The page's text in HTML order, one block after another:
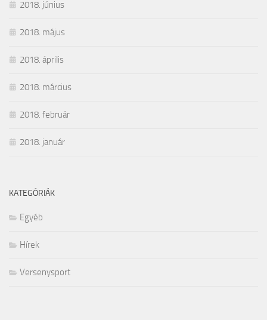
2018. június
2018. május
2018. április
2018. március
2018. február
2018. január
KATEGÓRIÁK
Egyéb
Hírek
Versenysport